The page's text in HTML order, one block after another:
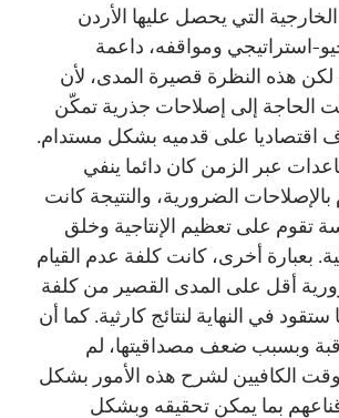
التي يحصل عليها الأردن
استراتيجي ومواقفه، داعمة
لكن هذه النظرة قصيرة المدى، لأن
الحاجة إلى إصلاحات جذرية تمكّن
اقتصاديا على قدميه بشكل مستدام.
عبر الزمن كان دائما ينفي
بالإصلاحات الضرورية، والنتيجة كانت
تقوم على تعظيم الإنتاجية وخلق
أخرى، كانت كلفة عدم القيام
أقل على المدى القصير من كلفة
ستقود في النهاية لنتائج كارثية. كما أن
وبسبب ضعف مصداقيتها، لم
الكافيين لشرح هذه الأمور بشكل
بما يمكن تحقيقه وبشكل